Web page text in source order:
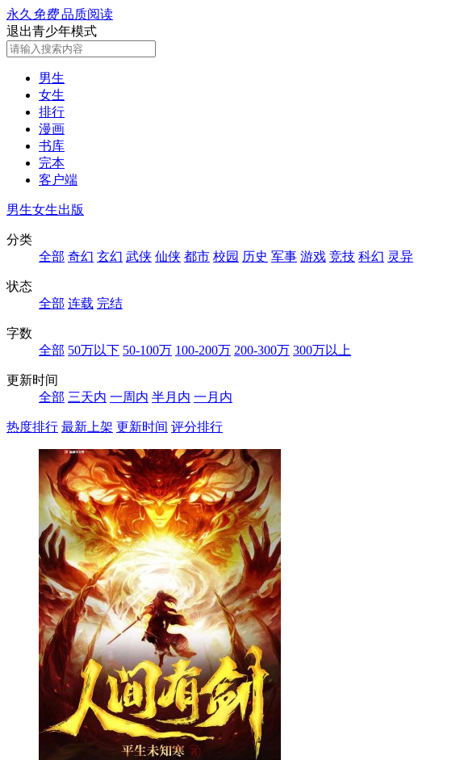
永久 免费品质阅读
退出青少年模式
男生
女生
排行
漫画
书库
完本
客户端
男生女生出版
分类
全部 奇幻 玄幻 武侠 仙侠 都市 校园 历史 军事 游戏 竞技 科幻 灵异
状态
全部 连载 完结
字数
全部 50万以下 50-100万 100-200万 200-300万 300万以上
更新时间
全部 三天内 一周内 半月内 一月内
热度排行 最新上架 更新时间 评分排行